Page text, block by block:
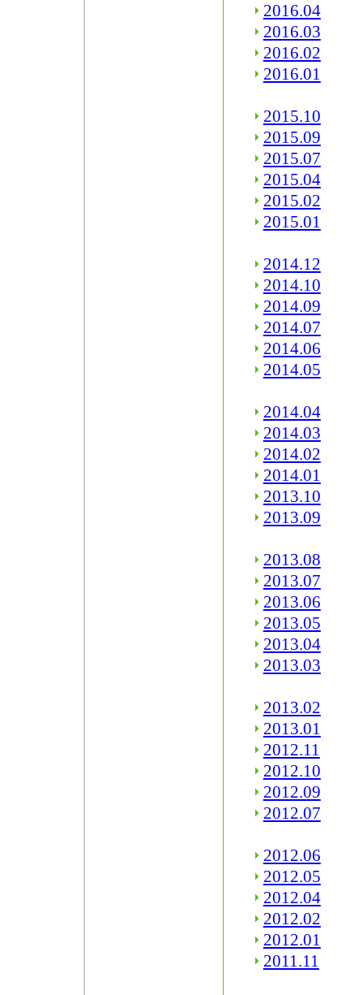
2016.04
2016.03
2016.02
2016.01
2015.10
2015.09
2015.07
2015.04
2015.02
2015.01
2014.12
2014.10
2014.09
2014.07
2014.06
2014.05
2014.04
2014.03
2014.02
2014.01
2013.10
2013.09
2013.08
2013.07
2013.06
2013.05
2013.04
2013.03
2013.02
2013.01
2012.11
2012.10
2012.09
2012.07
2012.06
2012.05
2012.04
2012.02
2012.01
2011.11